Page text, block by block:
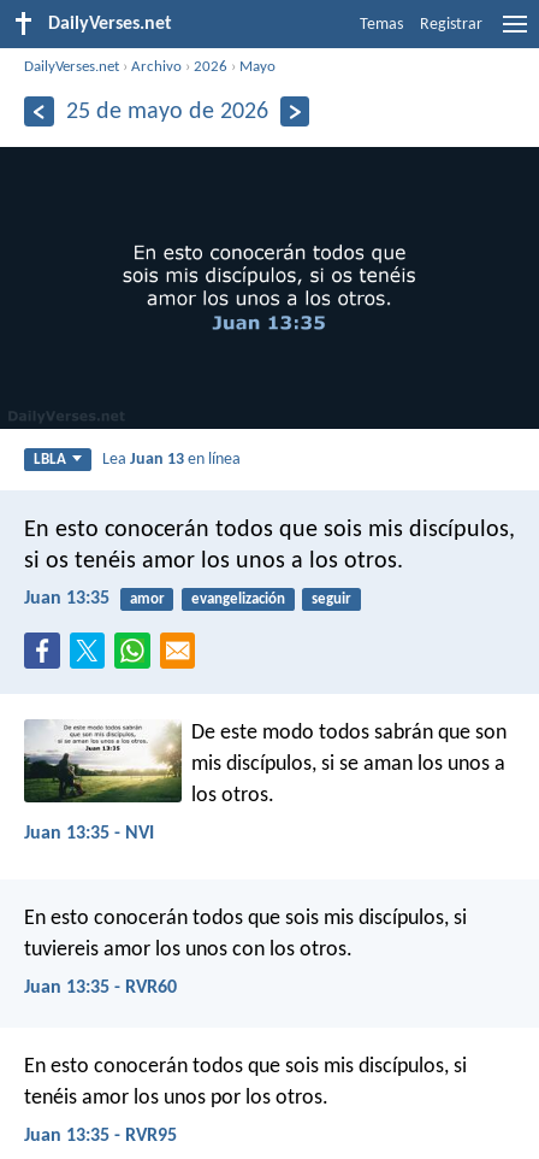
DailyVerses.net Temas Registrar
DailyVerses.net ›Archivo ›2026 › Mayo
25 de mayo de 2026
LBLA LeaJuan 13 en línea
En esto conocerán todos que sois mis discípulos,
si os tenéis amor los unos a los otros.
Juan 13:35 amor evangelización seguir
De este modo todos sabrán que son
mis discípulos, si se aman los unos a
los otros.
Juan 13:35 - NVI
En esto conocerán todos que sois mis discípulos, si
tuviereis amor los unos con los otros.
Juan 13:35 - RVR60
En esto conocerán todos que sois mis discípulos, si
tenéis amor los unos por los otros.
Juan 13:35 - RVR95